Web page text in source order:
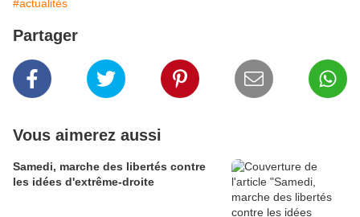
#actualités
Partager
Vous aimerez aussi
Samedi, marche des libertés contre
les idées d'extrême-droite